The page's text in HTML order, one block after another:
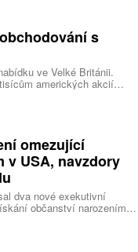
s
ve Velké Británii.
amerických akcií
a běžné peníze.
omezující
v USA, navzdory
dva nové exekutivní
občanství narozením
několik týdnů poté, co